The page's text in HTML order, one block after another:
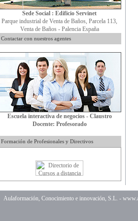
Sede Social : Edificio Servinet
Parque industrial de Venta de Baños, Parcela 113,
Venta de Baños - Palencia España
Contactar con nuestros agentes
Escuela interactiva de negocios - Claustro
Docente: Profesorado
Formación de Profesionales y Directivos
Aulaformación, Conocimiento e innovación, S.L. -